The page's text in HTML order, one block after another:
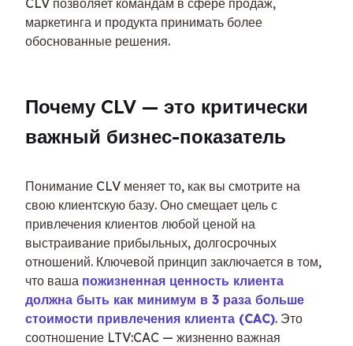
CLV позволяет командам в сфере продаж,
маркетинга и продукта принимать более
обоснованные решения.
Почему CLV — это критически
важный бизнес-показатель
Понимание CLV меняет то, как вы смотрите на
свою клиентскую базу. Оно смещает цель с
привлечения клиентов любой ценой на
выстраивание прибыльных, долгосрочных
отношений. Ключевой принцип заключается в том,
что ваша пожизненная ценность клиента
должна быть как минимум в 3 раза больше
стоимости привлечения клиента (CAC). Это
соотношение LTV:CAC — жизненно важная